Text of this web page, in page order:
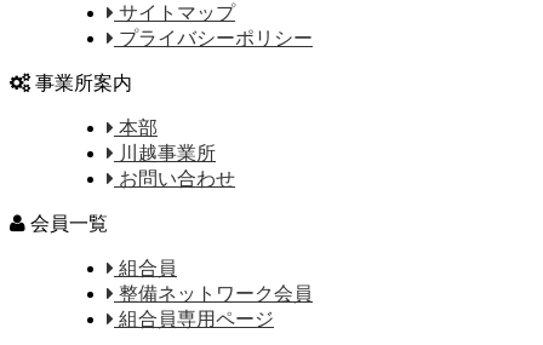
サイトマップ
プライバシーポリシー
事業所案内
本部
川越事業所
お問い合わせ
会員一覧
組合員
整備ネットワーク会員
組合員専用ページ